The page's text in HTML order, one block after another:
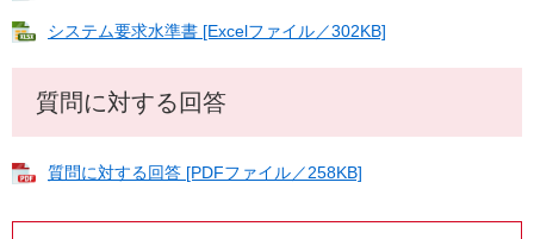
システム要求水準書 [Excelファイル／302KB]
質問に対する回答
質問に対する回答 [PDFファイル／258KB]